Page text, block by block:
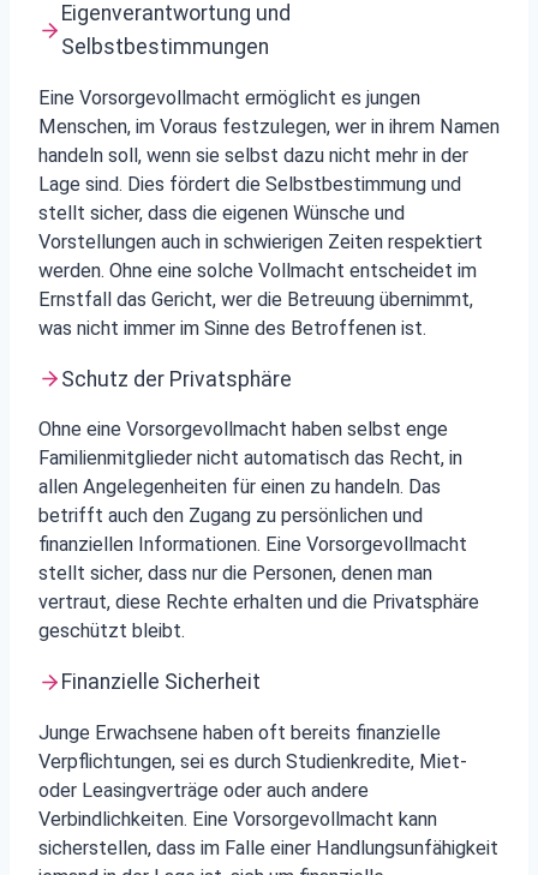
Eigenverantwortung und
Selbstbestimmungen
Eine Vorsorgevollmacht ermöglicht es jungen
Menschen, im Voraus festzulegen, wer in ihrem Namen
handeln soll, wenn sie selbst dazu nicht mehr in der
Lage sind. Dies fördert die Selbstbestimmung und
stellt sicher, dass die eigenen Wünsche und
Vorstellungen auch in schwierigen Zeiten respektiert
werden. Ohne eine solche Vollmacht entscheidet im
Ernstfall das Gericht, wer die Betreuung übernimmt,
was nicht immer im Sinne des Betroffenen ist.
Schutz der Privatsphäre
Ohne eine Vorsorgevollmacht haben selbst enge
Familienmitglieder nicht automatisch das Recht, in
allen Angelegenheiten für einen zu handeln. Das
betrifft auch den Zugang zu persönlichen und
finanziellen Informationen. Eine Vorsorgevollmacht
stellt sicher, dass nur die Personen, denen man
vertraut, diese Rechte erhalten und die Privatsphäre
geschützt bleibt.
Finanzielle Sicherheit
Junge Erwachsene haben oft bereits finanzielle
Verpflichtungen, sei es durch Studienkredite, Miet-
oder Leasingverträge oder auch andere
Verbindlichkeiten. Eine Vorsorgevollmacht kann
sicherstellen, dass im Falle einer Handlungsunfähigkeit